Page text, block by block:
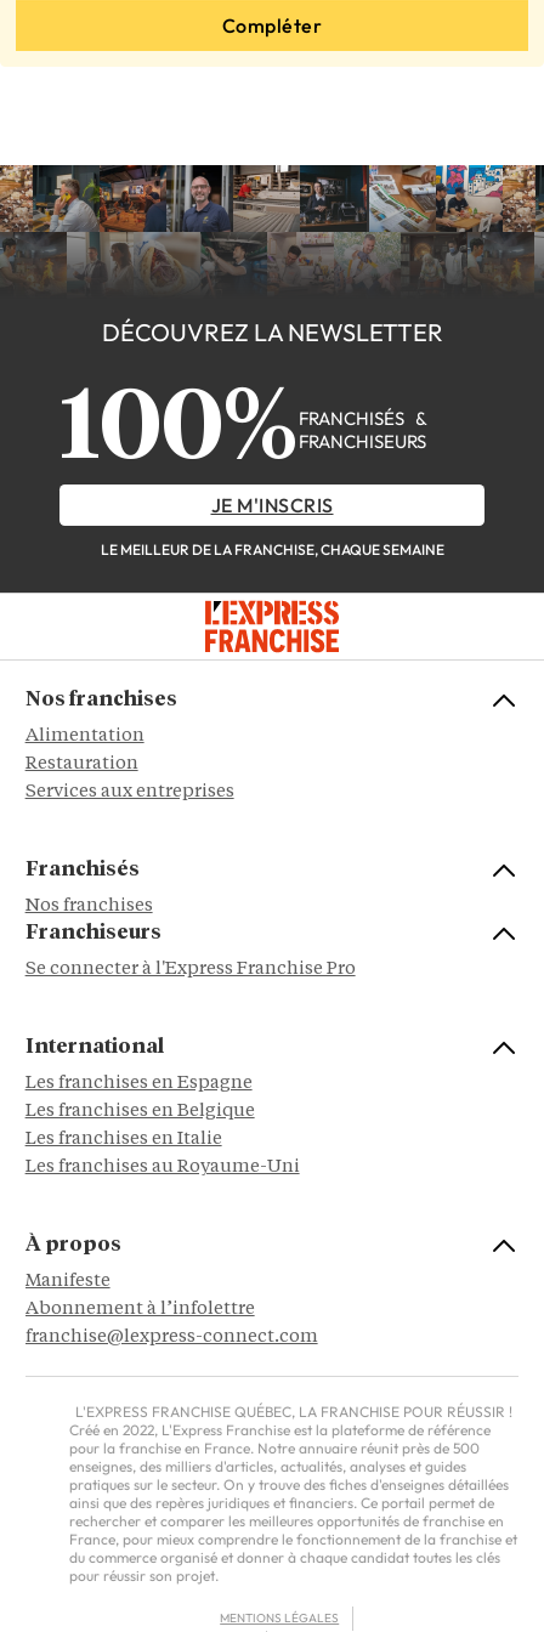
Compléter
DÉCOUVREZ LA NEWSLETTER
100% FRANCHISÉS &
FRANCHISEURS
JE M'INSCRIS
LE MEILLEUR DE LA FRANCHISE, CHAQUE SEMAINE
Nos franchises
Alimentation
Restauration
Services aux entreprises
Franchisés
Nos franchises
Franchiseurs
Se connecter à l'Express Franchise Pro
International
Les franchises en Espagne
Les franchises en Belgique
Les franchises en Italie
Les franchises au Royaume-Uni
À propos
Manifeste
Abonnement à l’infolettre
franchise@lexpress-connect.com
L'EXPRESS FRANCHISE QUÉBEC, LA FRANCHISE POUR RÉUSSIR !
Créé en 2022, L'Express Franchise est la plateforme de référence
pour la franchise en France. Notre annuaire réunit près de 500
enseignes, des milliers d'articles, actualités, analyses et guides
pratiques sur le secteur. On y trouve des fiches d'enseignes détaillées
ainsi que des repères juridiques et financiers. Ce portail permet de
rechercher et comparer les meilleures opportunités de franchise en
France, pour mieux comprendre le fonctionnement de la franchise et
du commerce organisé et donner à chaque candidat toutes les clés
pour réussir son projet.
MENTIONS LÉGALES